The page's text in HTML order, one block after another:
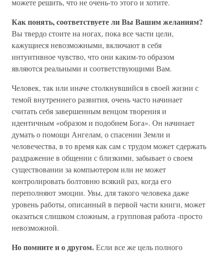
можете решить, что не очень-то этого и хотите.
Как понять, соответствуете ли Вы Вашим желаниям?
Вы твердо стоите на ногах, пока все части цели,
кажущиеся невозможными, включают в себя
интуитивное чувство, что они каким-то образом
являются реальными и соответствующими Вам.
Человек, так или иначе столкнувшийся в своей жизни с
темой внутреннего развития, очень часто начинает
считать себя завершенным венцом творения и
идентичным «образом и подобием Бога». Он начинает
думать о помощи Ангелам, о спасении Земли и
человечества, в то время как сам с трудом может сдержать
раздражение в общении с близкими, забывает о своем
существовании за компьютером или не может
контролировать болтовню всякий раз, когда его
переполняют эмоции. Увы, для такого человека даже
уровень работы, описанный в первой части книги, может
оказаться слишком сложным, а групповая работа -просто
невозможной.
Но помните и о другом.Если все же цель полного